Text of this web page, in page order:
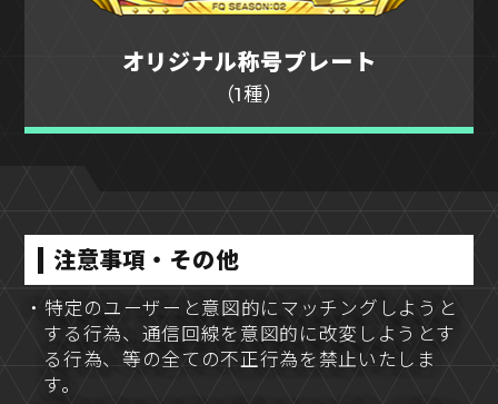
オリジナル称号プレート
（1種）
注意事項・その他
・特定のユーザーと意図的にマッチングしようと
する行為、通信回線を意図的に改変しようとす
る行為、等の全ての不正行為を禁止いたしま
す。